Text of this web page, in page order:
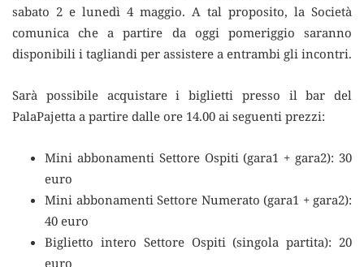
sabato 2 e lunedì 4 maggio. A tal proposito, la Società
comunica che a partire da oggi pomeriggio saranno
disponibili i tagliandi per assistere a entrambi gli incontri.
Sarà possibile acquistare i biglietti presso il bar del
PalaPajetta a partire dalle ore 14.00 ai seguenti prezzi:
Mini abbonamenti Settore Ospiti (gara1 + gara2): 30
euro
Mini abbonamenti Settore Numerato (gara1 + gara2):
40 euro
Biglietto intero Settore Ospiti (singola partita): 20
euro